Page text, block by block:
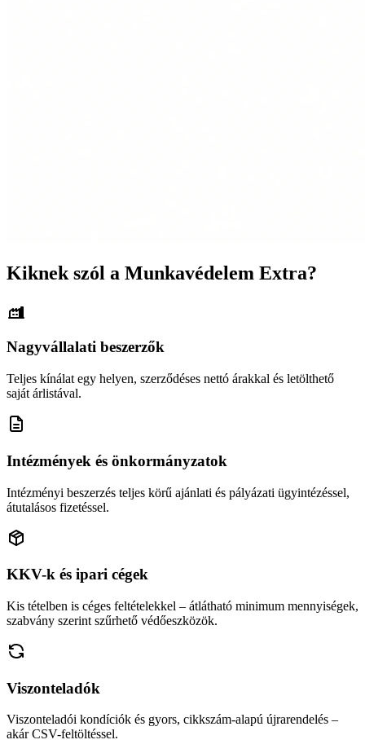
Kiknek szól a Munkavédelem Extra?
Nagyvállalati beszerzők
Teljes kínálat egy helyen, szerződéses nettó árakkal és letölthető
saját árlistával.
Intézmények és önkormányzatok
Intézményi beszerzés teljes körű ajánlati és pályázati ügyintézéssel,
átutalásos fizetéssel.
KKV-k és ipari cégek
Kis tételben is céges feltételekkel – átlátható minimum mennyiségek,
szabvány szerint szűrhető védőeszközök.
Viszonteladók
Viszonteladói kondíciók és gyors, cikkszám-alapú újrarendelés –
akár CSV-feltöltéssel.